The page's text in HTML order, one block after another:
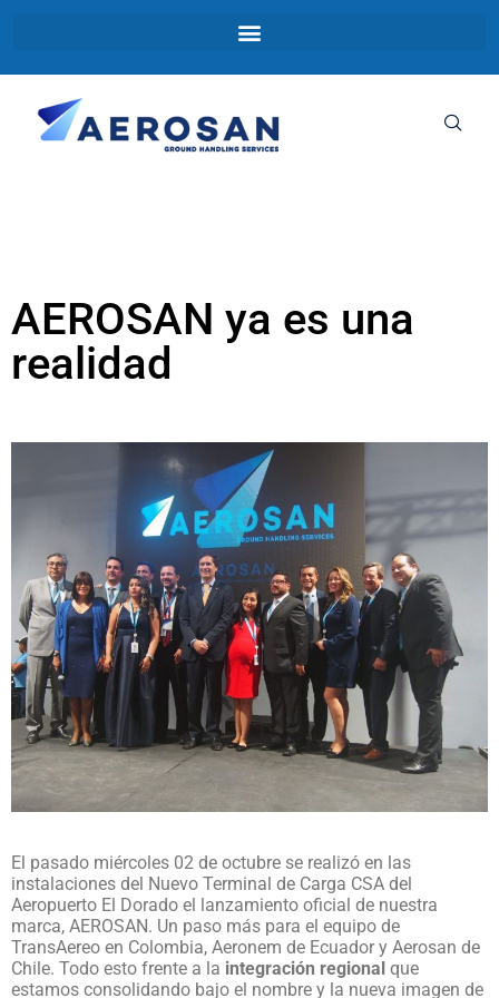
AEROSAN ya es una
realidad
El pasado miércoles 02 de octubre se realizó en las
instalaciones del Nuevo Terminal de Carga CSA del
Aeropuerto El Dorado el lanzamiento oficial de nuestra
marca, AEROSAN. Un paso más para el equipo de
TransAereo en Colombia, Aeronem de Ecuador y Aerosan de
Chile. Todo esto frente a la integración regional que
estamos consolidando bajo el nombre y la nueva imagen de